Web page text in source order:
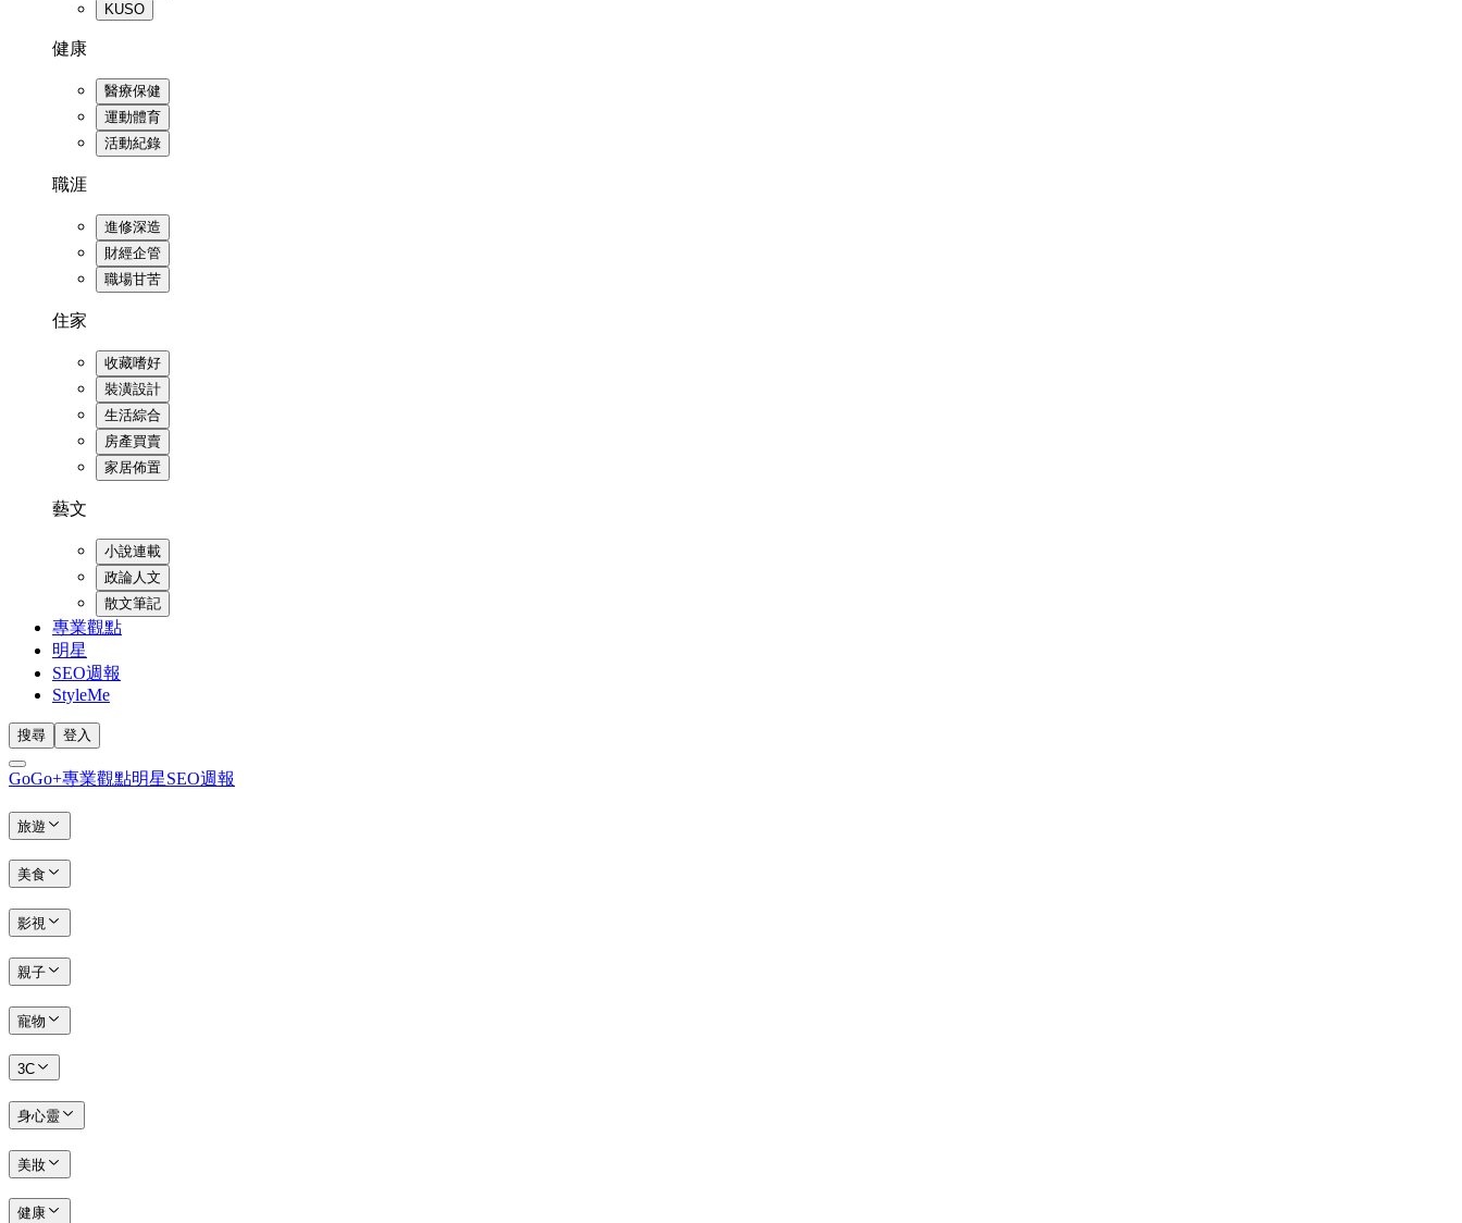
KUSO
健康
醫療保健
運動體育
活動紀錄
職涯
進修深造
財經企管
職場甘苦
住家
收藏嗜好
裝潢設計
生活綜合
房產買賣
家居佈置
藝文
小說連載
政論人文
散文筆記
專業觀點
明星
SEO週報
StyleMe
搜尋 登入
GoGo+專業觀點明星SEO週報
旅遊
美食
影視
親子
寵物
3C
身心靈
美妝
健康